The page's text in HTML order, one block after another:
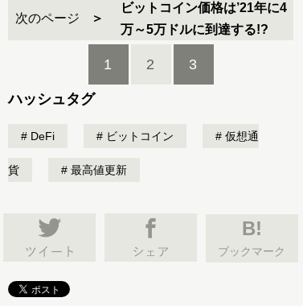
次のページ
ビットコイン価格は’21年に4
万～5万ドルに到達する!?
1 2 3
ハッシュタグ
DeFi ビットコイン 仮想通
貨 最高値更新
B!
ブックマーク